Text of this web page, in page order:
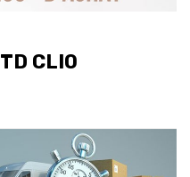
CLIO